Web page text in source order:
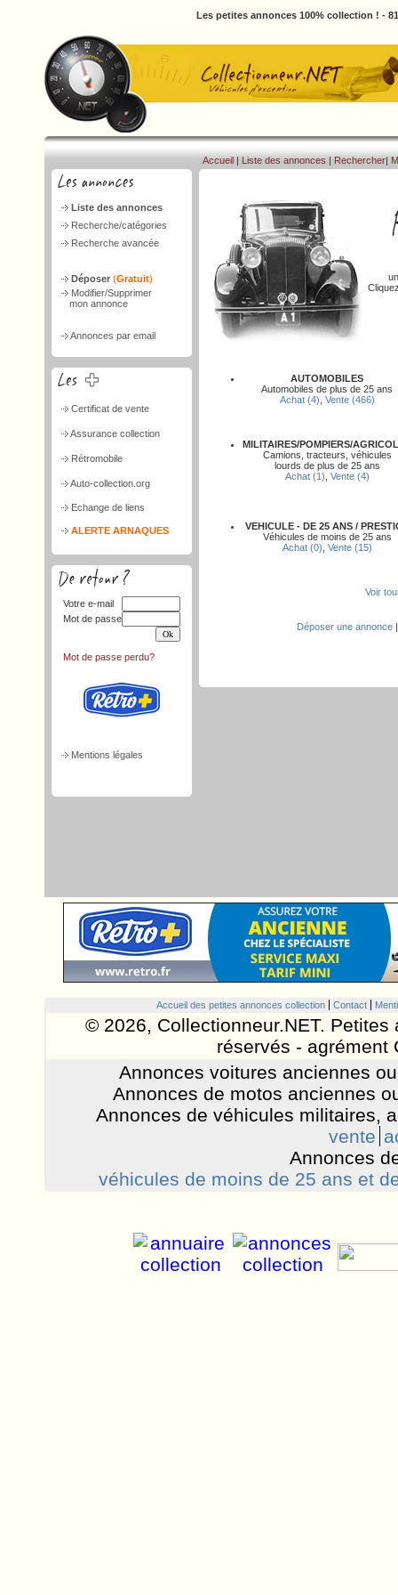
Les petites annonces 100% collection ! -
Liste des annonces
Recherche/catégories
Recherche avancée
Déposer (Gratuit)
Modifier/Supprimer
mon annonce
Annonces par email
Certificat de vente
Assurance collection
Rétromobile
Auto-collection.org
Echange de liens
ALERTE ARNAQUES
Votre e-mail
Mot de passe
Mot de passe perdu?
Mentions légales
Accueil | Liste des annonces | Rechercher|
AUTOMOBILES
Automobiles de plus de 25 ans
Achat (4) Vente (466)
MILITAIRES/POMPIERS/
Camions, tracteurs, véhicules
lourds de plus de 25 ans
Achat (1) Vente (4)
VEHICULE - DE 25 ANS /
Véhicules de moins de 25 ans
Achat (0) Vente (15)
Voir
Déposer une annonce
Accueil des petites annonces collection Contact
© 2026, Collectionneur.NET.
réservés - agrément
Annonces voitures anciennes
Annonces de motos anciennes
Annonces de véhicules militaires,
vente
Annonces
véhicules de moins de 25 ans et